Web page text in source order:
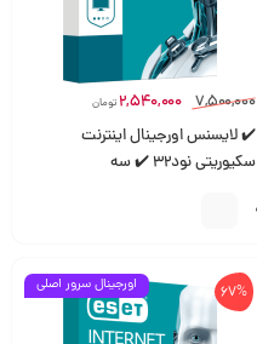
7,500,000
2,540,000 تومان
✔️ لایسنس اورجینال اینترنت
سکیوریتی نود32 ✔️ سه
اورجینال سرور اصلی 67%